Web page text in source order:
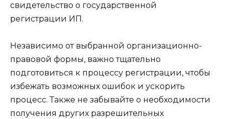
свидетельство о государственной
регистрации ИП.
Независимо от выбранной организационно-
правовой формы, важно тщательно
подготовиться к процессу регистрации, чтобы
избежать возможных ошибок и ускорить
процесс. Также не забывайте о необходимости
получения других разрешительных